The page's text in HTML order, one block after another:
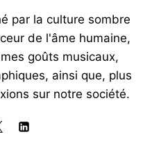
par la culture sombre
de l'âme humaine,
goûts musicaux,
ainsi que, plus
sur notre société.